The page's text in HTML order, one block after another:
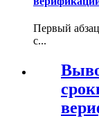
Первый
с...